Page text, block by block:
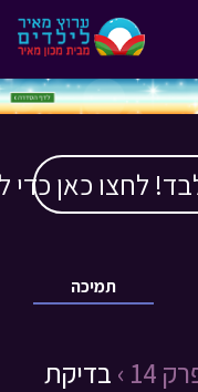
לחצו כאן כדי
תמיכה
14 ›
בדיקת